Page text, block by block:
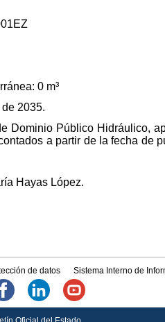
0 m³
2035.
Dominio Público Hidráulico,
a partir de la fecha de
Hayas López.
de datos Sistema Interno de